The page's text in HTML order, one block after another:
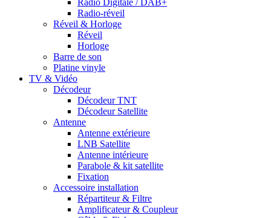
Radio-réveil
Réveil & Horloge
Réveil
Horloge
Barre de son
Platine vinyle
TV & Vidéo
Décodeur
Décodeur TNT
Décodeur Satellite
Antenne
Antenne extérieure
LNB Satellite
Antenne intérieure
Parabole & kit satellite
Fixation
Accessoire installation
Répartiteur & Filtre
Amplificateur & Coupleur